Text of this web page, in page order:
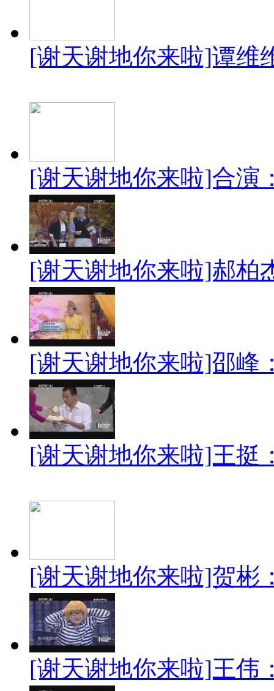
[谢天谢地你来啦]谭维
[谢天谢地你来啦]合演
[谢天谢地你来啦]郝柏
[谢天谢地你来啦]邵峰
[谢天谢地你来啦]王挺
[谢天谢地你来啦]贺彬
[谢天谢地你来啦]王伟